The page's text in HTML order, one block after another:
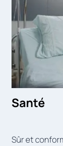
Santé
Sûr et